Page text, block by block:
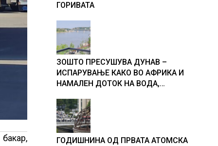
ГОРИВАТА
ЗОШТО ПРЕСУШУВА ДУНАВ –
ИСПАРУВАЊЕ КАКО ВО АФРИКА И
НАМАЛЕН ДОТОК НА ВОДА,
Србија
ГОДИШНИНА ОД ПРВАТА АТОМСКА